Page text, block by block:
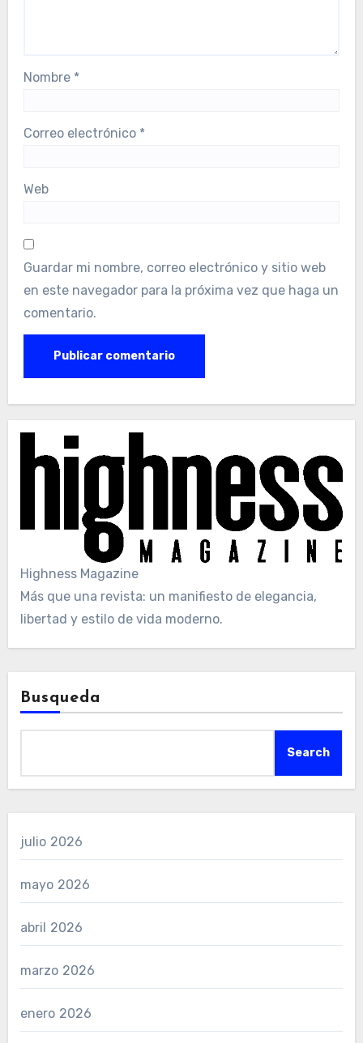
Nombre *
Correo electrónico *
Web
Guardar mi nombre, correo electrónico y sitio web
en este navegador para la próxima vez que haga un
comentario.
Highness Magazine
Más que una revista: un manifiesto de elegancia,
libertad y estilo de vida moderno.
Busqueda
Search
julio 2026
mayo 2026
abril 2026
marzo 2026
enero 2026